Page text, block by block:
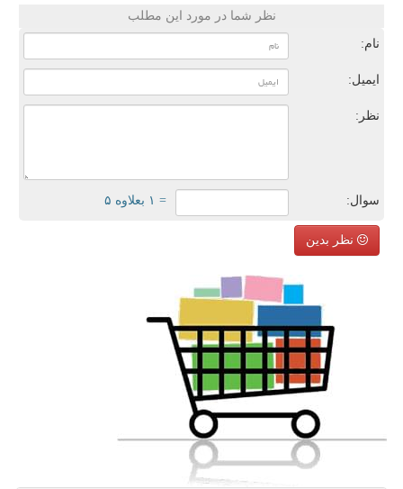
نظر شما در مورد این مطلب
نام:
ایمیل:
نظر:
سوال: = ۱ بعلاوه ۵
نظر بدین